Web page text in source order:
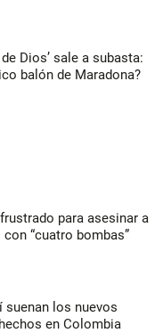
Dios’ sale a subasta:
balón de Maradona?
para asesinar a
“cuatro bombas”
suenan los nuevos
en Colombia